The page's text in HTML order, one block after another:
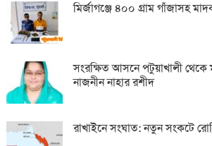
মির্জাগঞ্জে ৪০০ গ্রাম গাঁজাসহ
সংরক্ষিত আসনে পটুয়াখালী
নাজনীন নাহার রশীদ
রাখাইনে সংঘাত: নতুন সংকটে